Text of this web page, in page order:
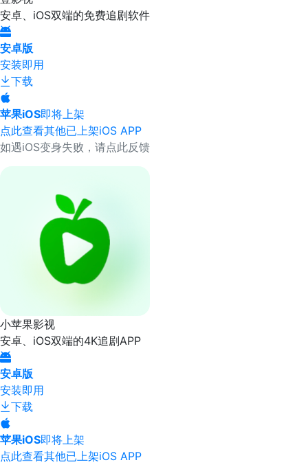
安卓、iOS双端的免费追剧软件
安卓版
安装即用
下载
苹果iOS即将上架
点此查看其他已上架iOS APP
如遇iOS变身失败，请点此反馈
小苹果影视
安卓、iOS双端的4K追剧APP
安卓版
安装即用
下载
苹果iOS即将上架
点此查看其他已上架iOS APP